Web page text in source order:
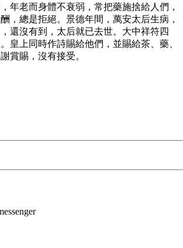
年老而身體不衰弱，常把藥施捨給人們，
，總是拒絕。景德年間，萬安太后生病，
還沒有到，太后就已去世。大中祥符四
皇上同時作詩賜給他們，並賜給茶、藥、
賞賜，沒有接受。